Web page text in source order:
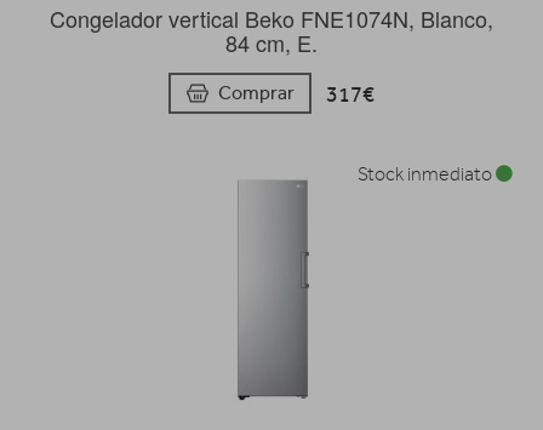
Congelador vertical Beko FNE1074N, Blanco,
84 cm, E.
Comprar 317€
Stock inmediato